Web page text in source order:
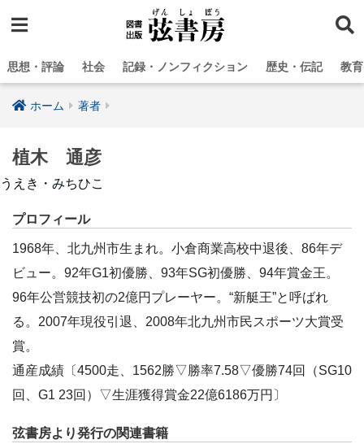
思想・評論 社会 記録・ノンフィクション 歴史・伝記 教
ホーム 著者
植木 通彦
うえき・みちひこ
プロフィール
1968年、北九州市生まれ。小倉商業高校中退後、86年デ
ビュー。92年G1初優勝、93年SG初優勝、94年賞金王。
96年公営競技初の2億円プレーヤー。“新艇王”と呼ばれ
る。2007年現役引退、2008年北九州市民スポーツ大賞受
賞。
通産成績〔4500走、1562勝▽勝率7.58▽優勝74回（SG10
回、G1 23回）▽生涯獲得賞金22億6186万円〕
弦書房より発行の関連書籍